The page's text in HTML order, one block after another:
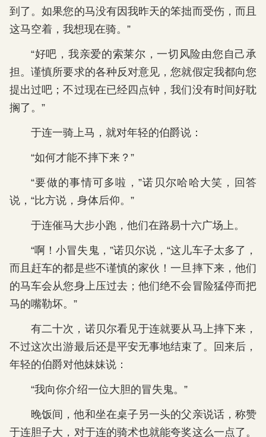
到了。如果您的马没有因我昨天的笨拙而受伤，而且
这马空着，我想现在骑。”
“好吧，我亲爱的索莱尔，一切风险由您自己承
担。谨慎所要求的各种反对意见，您就假定我都向您
提出过吧；不过现在已经四点钟，我们没有时间好耽
搁了。”
于连一骑上马，就对年轻的伯爵说：
“如何才能不摔下来？”
“要做的事情可多啦，”诺贝尔哈哈大笑，回答
说，“比方说，身体后仰。”
于连催马大步小跑，他们在路易十六广场上。
“啊！小冒失鬼，”诺贝尔说，“这儿车子太多了，
而且赶车的都是些不谨慎的家伙！一旦摔下来，他们
的马车会从您身上压过去；他们绝不会冒险猛停而把
马的嘴勒坏。”
有二十次，诺贝尔看见于连就要从马上摔下来，
不过这次出游最后还是平安无事地结束了。回来后，
年轻的伯爵对他妹妹说：
“我向你介绍一位大胆的冒失鬼。”
晚饭间，他和坐在桌子另一头的父亲说话，称赞
于连胆子大，对于连的骑术也就能夸奖这么一点了。